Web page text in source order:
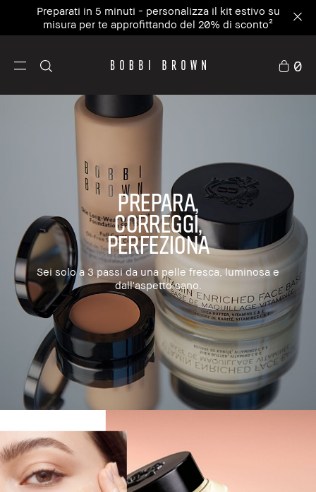
Preparati in 5 minuti - personalizza il kit estivo su
misura per te approfittando del 20% di sconto²
0
PREPARA,
CORREGGI,
PERFEZIONA
Sei solo a 3 passi da una pelle fresca, luminosa e
dall'aspetto sano.